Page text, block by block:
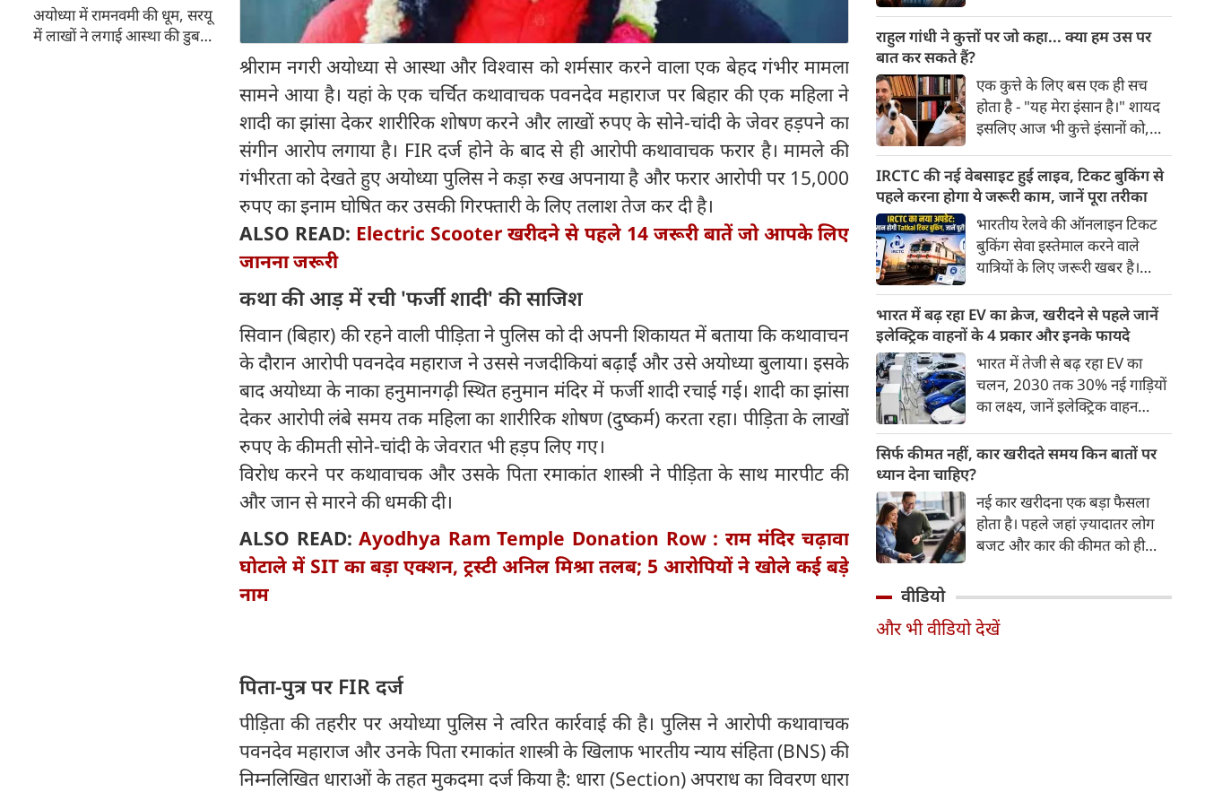
अयोध्या में रामनवमी की धूम, सरयू
में लाखों ने लगाई आस्था की डुबकी,
श्रीराम नगरी अयोध्या से आस्था और विश्वास को शर्मसार करने वाला एक बेहद गंभीर मामला
सामने आया है। यहां के एक चर्चित कथावाचक पवनदेव महाराज पर बिहार की एक महिला ने
शादी का झांसा देकर शारीरिक शोषण करने और लाखों रुपए के सोने-चांदी के जेवर हड़पने का
संगीन आरोप लगाया है। FIR दर्ज होने के बाद से ही आरोपी कथावाचक फरार है। मामले की
गंभीरता को देखते हुए अयोध्या पुलिस ने कड़ा रुख अपनाया है और फरार आरोपी पर 15,000
रुपए का इनाम घोषित कर उसकी गिरफ्तारी के लिए तलाश तेज कर दी है।
ALSO READ: Electric Scooter खरीदने से पहले 14 जरूरी बातें जो आपके लिए
जानना जरूरी
​कथा की आड़ में रची 'फर्जी शादी' की साजिश
​सिवान (बिहार) की रहने वाली पीड़िता ने पुलिस को दी अपनी शिकायत में बताया कि कथावाचन
के दौरान आरोपी पवनदेव महाराज ने उससे नजदीकियां बढ़ाईं और उसे अयोध्या बुलाया। इसके
बाद ​अयोध्या के नाका हनुमानगढ़ी स्थित हनुमान मंदिर में फर्जी शादी रचाई गई। ​शादी का झांसा
देकर आरोपी लंबे समय तक महिला का शारीरिक शोषण (दुष्कर्म) करता रहा।​ पीड़िता के लाखों
रुपए के कीमती सोने-चांदी के जेवरात भी हड़प लिए गए।
​विरोध करने पर कथावाचक और उसके पिता रमाकांत शास्त्री ने पीड़िता के साथ मारपीट की
और जान से मारने की धमकी दी।
ALSO READ:Ayodhya Ram Temple Donation Row : राम मंदिर चढ़ावा
घोटाले में SIT का बड़ा एक्शन, ट्रस्टी अनिल मिश्रा तलब; 5 आरोपियों ने खोले कई बड़े
नाम
पिता-पुत्र पर FIR दर्ज
​पीड़िता की तहरीर पर अयोध्या पुलिस ने त्वरित कार्रवाई की है। पुलिस ने आरोपी कथावाचक
पवनदेव महाराज और उनके पिता रमाकांत शास्त्री के खिलाफ भारतीय न्याय संहिता (BNS) की
निम्नलिखित धाराओं के तहत मुकदमा दर्ज किया है: धारा (Section) अपराध का विवरण धारा
भारत में रहेंगे। ‘ट्रांसफॉर्म रूरल
अनुसार भारत विकसित देशों के
विपरीत समृद्ध बनने से पहले ही वृद्ध
होती आबादी वाले देश की श्रेणी में
पहुंच रहा है।
राहुल गांधी ने कुत्तों पर जो कहा... क्या हम उस पर
बात कर सकते हैं?
एक कुत्ते के लिए बस एक ही सच
होता है - "यह मेरा इंसान है।" शायद
इसलिए आज भी कुत्ते इंसानों को,
भू-राजनीति से लेकर कृत्रिम
बुद्धिमत्ता, जलवायु परिवर्तन से लेकर
क्रिकेट तक हर विषय पर बहस कर
सकते हैं, तो उस जीव पर भी एक
गंभीर चर्चा बनती है जिसने किसी भी
सभ्यता से पहले इंसान का साथ चुना
था। दुर्भाग्य यह है कि आज कुत्तों के
बारे में हमारी राय पशु-चिकित्सकों,
व्यवहार वैज्ञानिकों या विशेषज्ञों से
कम... और व्हाट्सऐप यूनिवर्सिटी से
ज़्यादा बनती है।
IRCTC की नई वेबसाइट हुई लाइव, टिकट बुकिंग से
पहले करना होगा ये जरूरी काम, जानें पूरा तरीका
भारतीय रेलवे की ऑनलाइन टिकट
बुकिंग सेवा इस्तेमाल करने वाले
यात्रियों के लिए जरूरी खबर है।
वेबसाइट का बीटा वर्जन लॉन्च कर
दिया है। करीब 24 साल पुराने
इंटरफेस के बाद वेबसाइट को नए
डिजाइन और कई नए फीचर्स के साथ
अपडेट किया गया है।
भारत में बढ़ रहा EV का क्रेज, खरीदने से पहले जानें
इलेक्ट्रिक वाहनों के 4 प्रकार और इनके फायदे
भारत में तेजी से बढ़ रहा EV का
चलन, 2030 तक 30% नई गाड़ियों
का लक्ष्य, जानें इलेक्ट्रिक वाहन
200 अरब रुपए का मौका
सिर्फ कीमत नहीं, कार खरीदते समय किन बातों पर
ध्यान देना चाहिए?
नई कार खरीदना एक बड़ा फैसला
होता है। पहले जहां ज़्यादातर लोग
बजट और कार की कीमत को ही
खरीदते समय किन बातों पर ध्यान
वीडियो
और भी वीडियो देखें